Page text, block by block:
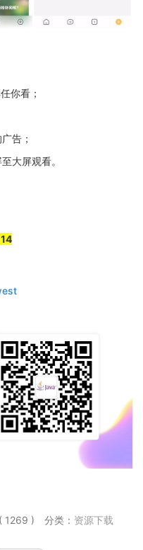
你看；
告；
大屏观看。
1269 ) 分类： 资源下载